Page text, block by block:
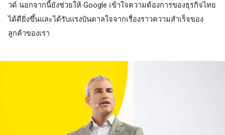
วด์ นอกจากนี้ยังช่วยให้ Google เข้าใจความต้องการของธุรกิจไทย
ได้ดียิ่งขึ้นและได้รับแรงบันดาลใจจากเรื่องราวความสำเร็จของ
ลูกค้าของเรา